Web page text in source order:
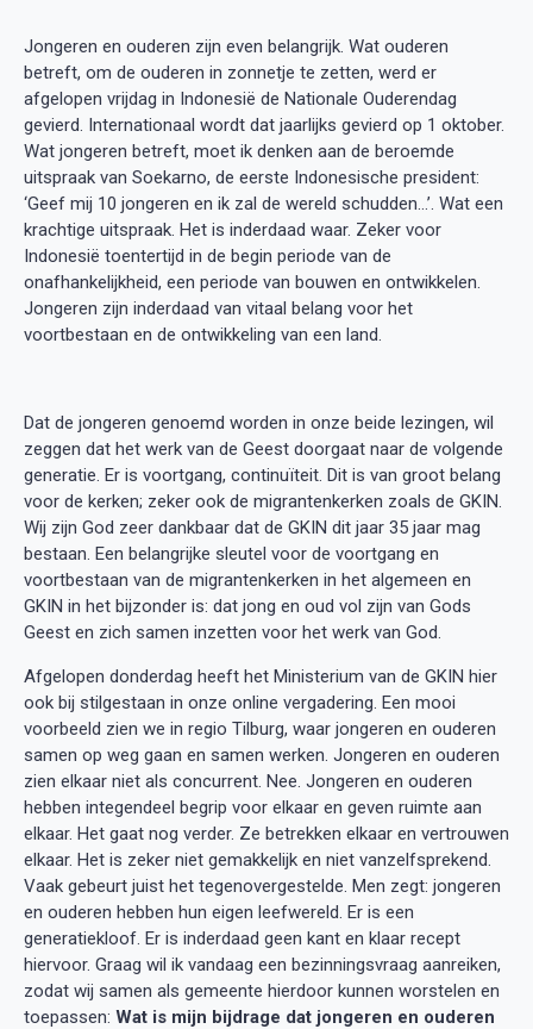
Jongeren en ouderen zijn even belangrijk. Wat ouderen
betreft, om de ouderen in zonnetje te zetten, werd er
afgelopen vrijdag in Indonesië de Nationale Ouderendag
gevierd. Internationaal wordt dat jaarlijks gevierd op 1 oktober.
Wat jongeren betreft, moet ik denken aan de beroemde
uitspraak van Soekarno, de eerste Indonesische president:
‘Geef mij 10 jongeren en ik zal de wereld schudden…’. Wat een
krachtige uitspraak. Het is inderdaad waar. Zeker voor
Indonesië toentertijd in de begin periode van de
onafhankelijkheid, een periode van bouwen en ontwikkelen.
Jongeren zijn inderdaad van vitaal belang voor het
voortbestaan en de ontwikkeling van een land.
Dat de jongeren genoemd worden in onze beide lezingen, wil
zeggen dat het werk van de Geest doorgaat naar de volgende
generatie. Er is voortgang, continuïteit. Dit is van groot belang
voor de kerken; zeker ook de migrantenkerken zoals de GKIN.
Wij zijn God zeer dankbaar dat de GKIN dit jaar 35 jaar mag
bestaan. Een belangrijke sleutel voor de voortgang en
voortbestaan van de migrantenkerken in het algemeen en
GKIN in het bijzonder is: dat jong en oud vol zijn van Gods
Geest en zich samen inzetten voor het werk van God.
Afgelopen donderdag heeft het Ministerium van de GKIN hier
ook bij stilgestaan in onze online vergadering. Een mooi
voorbeeld zien we in regio Tilburg, waar jongeren en ouderen
samen op weg gaan en samen werken. Jongeren en ouderen
zien elkaar niet als concurrent. Nee. Jongeren en ouderen
hebben integendeel begrip voor elkaar en geven ruimte aan
elkaar. Het gaat nog verder. Ze betrekken elkaar en vertrouwen
elkaar. Het is zeker niet gemakkelijk en niet vanzelfsprekend.
Vaak gebeurt juist het tegenovergestelde. Men zegt: jongeren
en ouderen hebben hun eigen leefwereld. Er is een
generatiekloof. Er is inderdaad geen kant en klaar recept
hiervoor. Graag wil ik vandaag een bezinningsvraag aanreiken,
zodat wij samen als gemeente hierdoor kunnen worstelen en
toepassen: Wat is mijn bijdrage dat jongeren en ouderen